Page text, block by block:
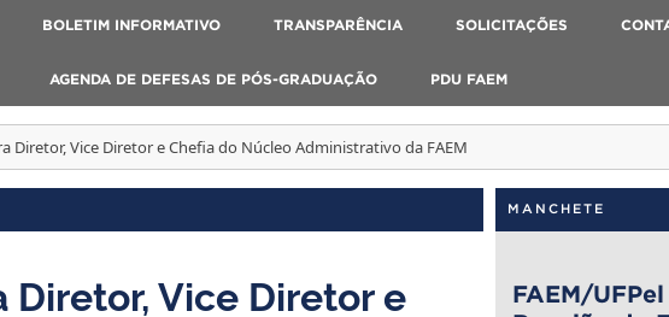
BOLETIM INFORMATIVO TRANSPARÊNCIA SOLICITAÇÕES
AGENDA DE DEFESAS DE PÓS-GRADUAÇÃO PDU FAEM
Diretor, Vice Diretor e Chefia do Núcleo Administrativo da FAEM
Vice Diretor e
MANCHETE
FAEM/